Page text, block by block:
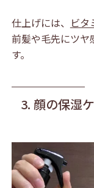
仕上げには、 ビ
前髪や毛先にツヤ
す。
3. 顔の保湿